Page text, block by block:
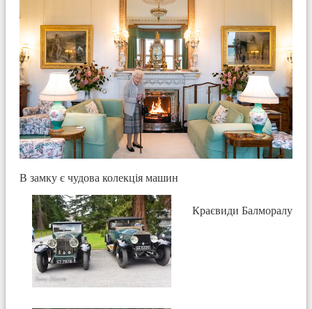
В замку є чудова колекція машин
Краєвиди Балморалу